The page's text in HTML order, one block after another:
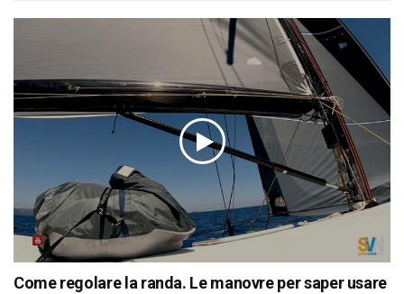
Come regolare la randa. Le manovre per saper usare